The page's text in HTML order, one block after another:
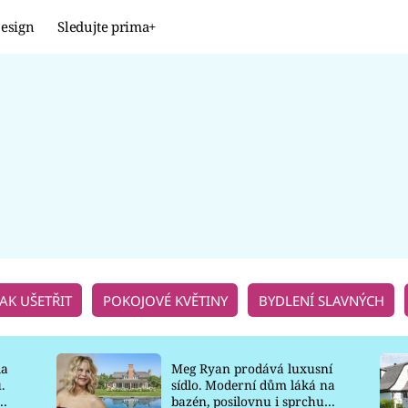
Sledujte prima+
UŠETŘIT POKOJOVÉ KVĚTINY BYDLENÍ SLAVNÝCH
Meg Ryan prodává luxusní
sídlo. Moderní dům láká na
bazén, posilovnu i sprchu